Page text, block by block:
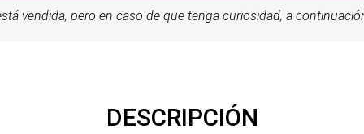
vendida, pero en caso de que tenga curiosidad, a
DESCRIPCIÓN